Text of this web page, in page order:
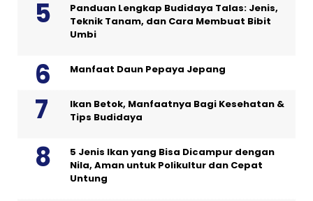
Panduan Lengkap Budidaya Talas: Jenis,
Teknik Tanam, dan Cara Membuat Bibit
Umbi
Manfaat Daun Pepaya Jepang
Ikan Betok, Manfaatnya Bagi Kesehatan &
Tips Budidaya
5 Jenis Ikan yang Bisa Dicampur dengan
Nila, Aman untuk Polikultur dan Cepat
Untung